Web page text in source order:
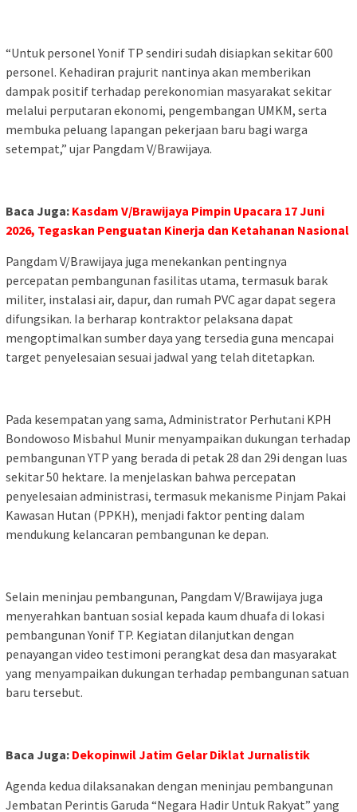
“Untuk personel Yonif TP sendiri sudah disiapkan sekitar 600
personel. Kehadiran prajurit nantinya akan memberikan
dampak positif terhadap perekonomian masyarakat sekitar
melalui perputaran ekonomi, pengembangan UMKM, serta
membuka peluang lapangan pekerjaan baru bagi warga
setempat,” ujar Pangdam V/Brawijaya.
Baca Juga: Kasdam V/Brawijaya Pimpin Upacara 17 Juni
2026, Tegaskan Penguatan Kinerja dan Ketahanan Nasional
Pangdam V/Brawijaya juga menekankan pentingnya
percepatan pembangunan fasilitas utama, termasuk barak
militer, instalasi air, dapur, dan rumah PVC agar dapat segera
difungsikan. Ia berharap kontraktor pelaksana dapat
mengoptimalkan sumber daya yang tersedia guna mencapai
target penyelesaian sesuai jadwal yang telah ditetapkan.
Pada kesempatan yang sama, Administrator Perhutani KPH
Bondowoso Misbahul Munir menyampaikan dukungan terhadap
pembangunan YTP yang berada di petak 28 dan 29i dengan luas
sekitar 50 hektare. Ia menjelaskan bahwa percepatan
penyelesaian administrasi, termasuk mekanisme Pinjam Pakai
Kawasan Hutan (PPKH), menjadi faktor penting dalam
mendukung kelancaran pembangunan ke depan.
Selain meninjau pembangunan, Pangdam V/Brawijaya juga
menyerahkan bantuan sosial kepada kaum dhuafa di lokasi
pembangunan Yonif TP. Kegiatan dilanjutkan dengan
penayangan video testimoni perangkat desa dan masyarakat
yang menyampaikan dukungan terhadap pembangunan satuan
baru tersebut.
Baca Juga: Dekopinwil Jatim Gelar Diklat Jurnalistik
Agenda kedua dilaksanakan dengan meninjau pembangunan
Jembatan Perintis Garuda “Negara Hadir Untuk Rakyat” yang